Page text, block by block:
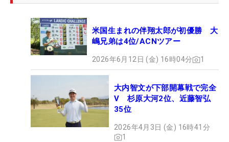
米国生まれの伴翔太郎が初優勝 大
嶋兄弟は4位/ACNツアー
2026年6月12日 (金) 16時04分 1
大内智文が下部開幕戦で完全
V 杉原大河2位、近藤智弘
35位
2026年4月3日 (金) 16時41分
1